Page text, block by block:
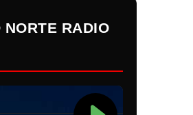
NORTE RADIO